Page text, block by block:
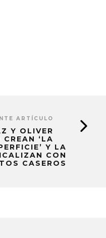
ARTÍCULO
Y OLIVER
CREAN ‘LA
Y LA
CON
CASEROS